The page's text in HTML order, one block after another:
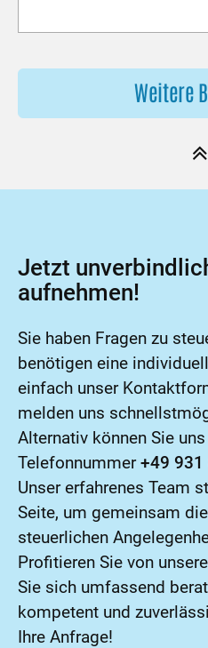
Weitere
Jetzt
aufnehmen!
Sie haben Fragen zu
benötigen eine
einfach unser
melden uns
Alternativ können Sie
Telefonnummer+49
Unser erfahrenes Team
Seite, um gemeinsam
steuerlichen
Profitieren Sie von
Sie sich umfassend
kompetent und
Ihre Anfrage!